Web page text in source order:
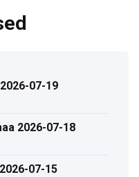
07-19
2026-07-18
07-15